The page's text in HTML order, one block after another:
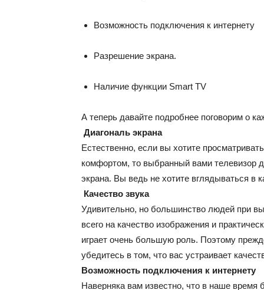
Возможность подключения к интернету
Разрешение экрана.
Наличие функции Smart TV
А теперь давайте подробнее поговорим о
Диагональ экрана
Естественно, если вы хотите
комфортом, то выбранный вами телевизор
экрана. Вы ведь не хотите вглядываться в
Качество звука
Удивительно, но большинство людей при
всего на качество изображения и
играет очень большую роль. Поэтому
убедитесь в том, что вас устраивает
Возможность подключения к интернету
Наверняка вам известно, что в наше